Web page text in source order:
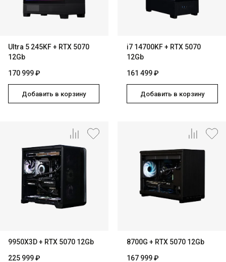
Ultra 5 245KF + RTX 5070
12Gb
170 999 ₽
Добавить в корзину
i7 14700KF + RTX 5070
12Gb
161 499 ₽
Добавить в корзину
9950X3D + RTX 5070 12Gb
225 999 ₽
8700G + RTX 5070 12Gb
167 999 ₽